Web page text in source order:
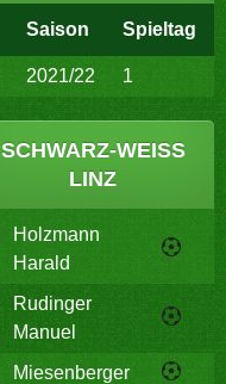
Saison Spieltag
2021/22 1
SCHWARZ-WEISS L
INZ
Holzmann
Harald
Rudinger
Manuel
Miesenberger